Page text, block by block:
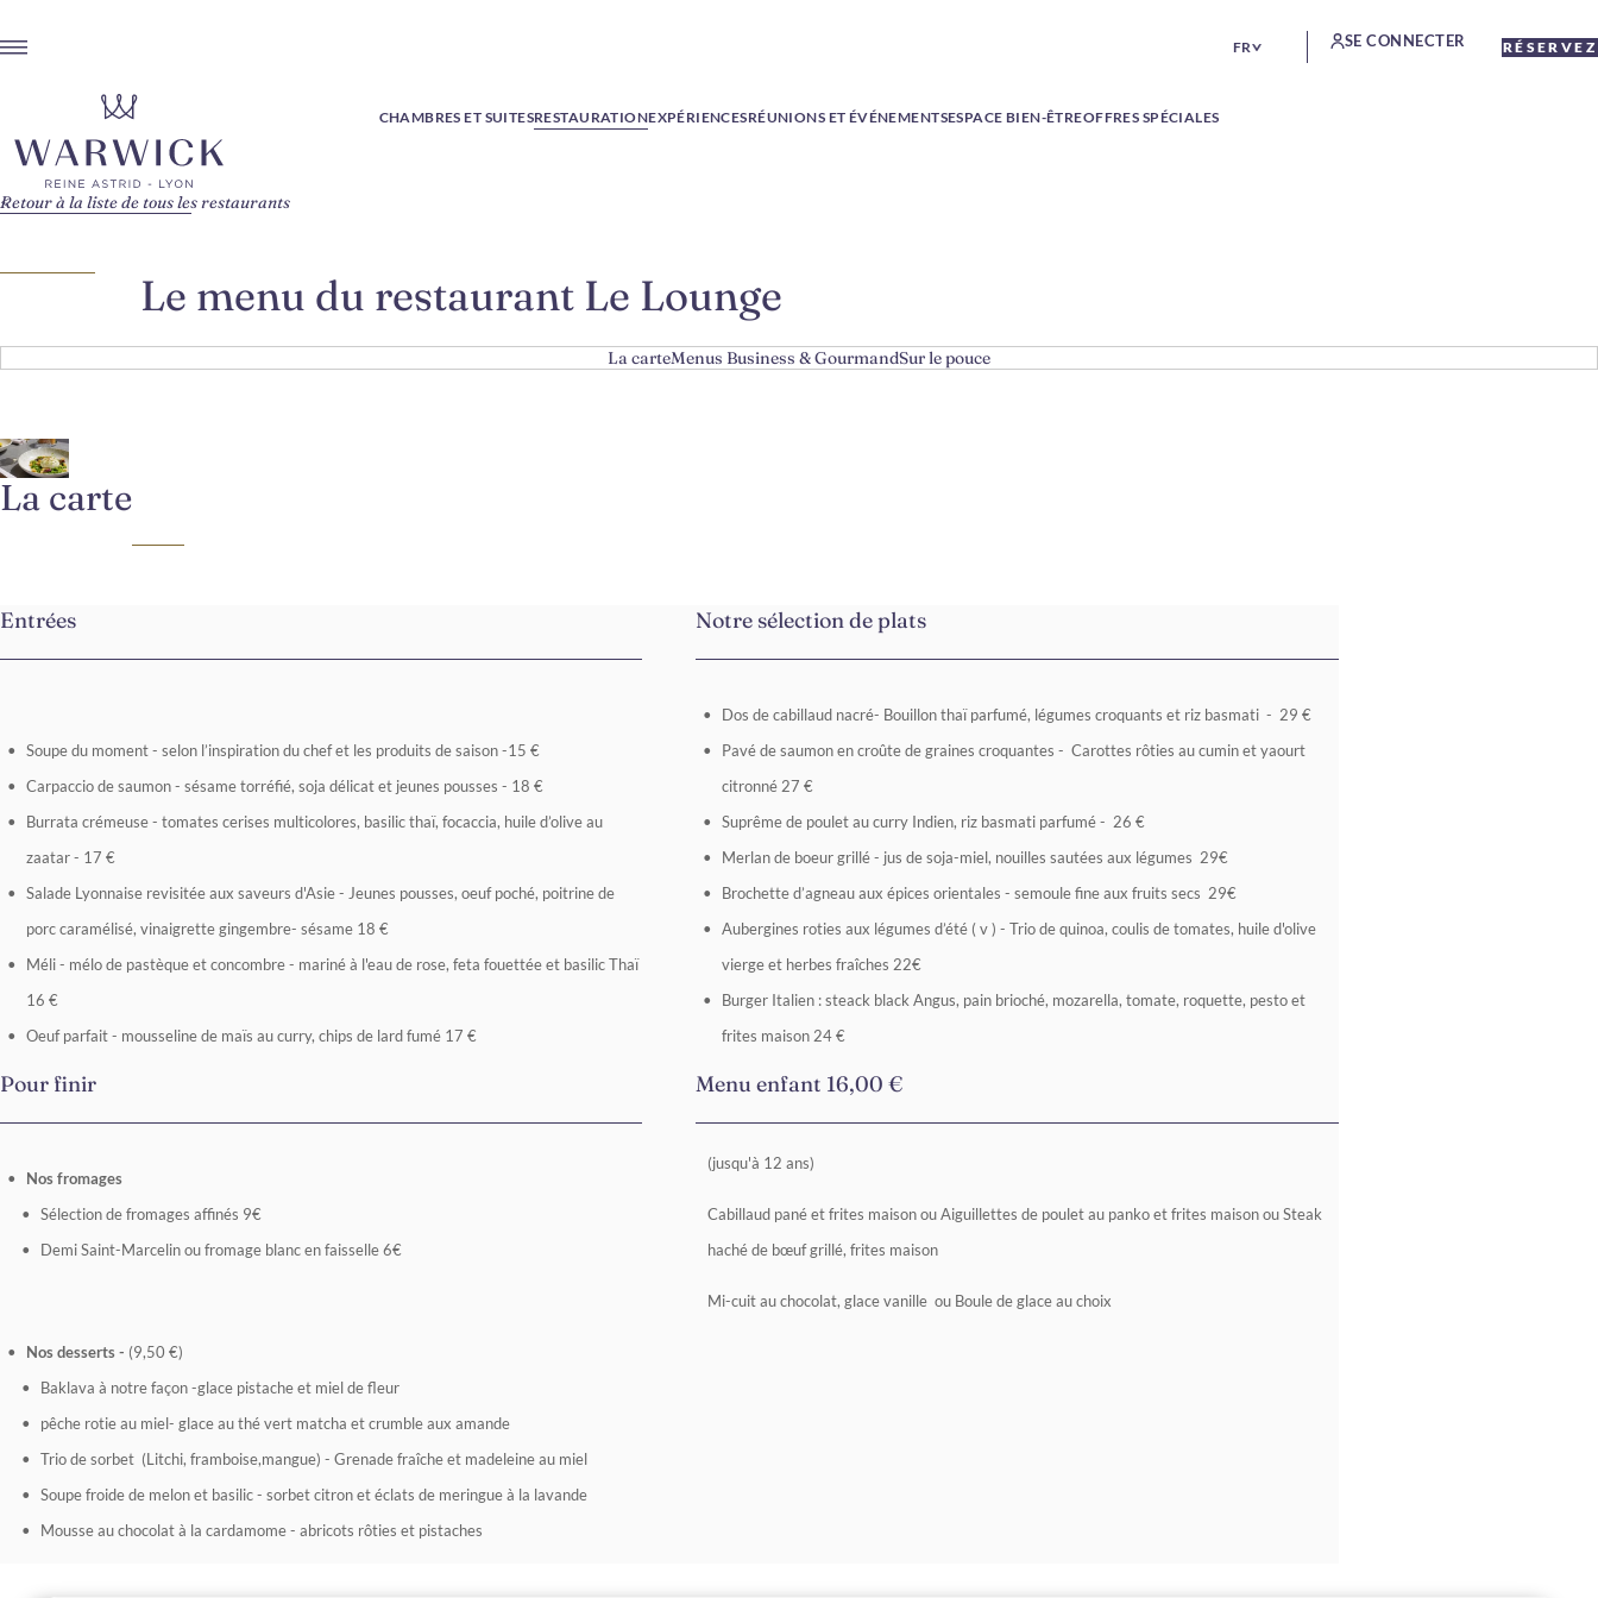
FR SE CONNECTER RÉSERVEZ
CHAMBRES ET SUITESRESTAURATIONEXPÉRIENCESRÉUNIONS ET ÉVÉNEMENTSESPACE BIEN-ÊTREOFFRES SPÉCIALES
Le menu du restaurant Le Lounge
Retour à la liste de tous les restaurants
La carteMenus Business & GourmandSur le pouce
La carte
Entrées
Soupe du moment - selon l’inspiration du chef et les produits de saison -15 €
Carpaccio de saumon - sésame torréfié, soja délicat et jeunes pousses - 18 €
Burrata crémeuse - tomates cerises multicolores, basilic thaï, focaccia, huile d’olive au
zaatar - 17 €
Salade Lyonnaise revisitée aux saveurs d'Asie - Jeunes pousses, oeuf poché, poitrine de
porc caramélisé, vinaigrette gingembre- sésame 18 €
Méli - mélo de pastèque et concombre - mariné à l'eau de rose, feta fouettée et basilic Thaï
16 €
Oeuf parfait - mousseline de maïs au curry, chips de lard fumé 17 €
Notre sélection de plats
Dos de cabillaud nacré- Bouillon thaï parfumé, légumes croquants et riz basmati - 29 €
Pavé de saumon en croûte de graines croquantes - Carottes rôties au cumin et yaourt
citronné 27 €
Suprême de poulet au curry Indien, riz basmati parfumé - 26 €
Merlan de boeur grillé - jus de soja-miel, nouilles sautées aux légumes 29€
Brochette d’agneau aux épices orientales - semoule fine aux fruits secs 29€
Aubergines roties aux légumes d’été ( v ) - Trio de quinoa, coulis de tomates, huile d'olive
vierge et herbes fraîches 22€
Burger Italien : steack black Angus, pain brioché, mozarella, tomate, roquette, pesto et
frites maison 24 €
Pour finir
Nos fromages
Sélection de fromages affinés 9€
Demi Saint-Marcelin ou fromage blanc en faisselle 6€
Nos desserts - (9,50 €)
Baklava à notre façon -glace pistache et miel de fleur
pêche rotie au miel- glace au thé vert matcha et crumble aux amande
Trio de sorbet (Litchi, framboise,mangue) - Grenade fraîche et madeleine au miel
Soupe froide de melon et basilic - sorbet citron et éclats de meringue à la lavande
Mousse au chocolat à la cardamome - abricots rôties et pistaches
Menu enfant 16,00 €
(jusqu'à 12 ans)
Cabillaud pané et frites maison ou Aiguillettes de poulet au panko et frites maison ou Steak
haché de bœuf grillé, frites maison
Mi-cuit au chocolat, glace vanille ou Boule de glace au choix